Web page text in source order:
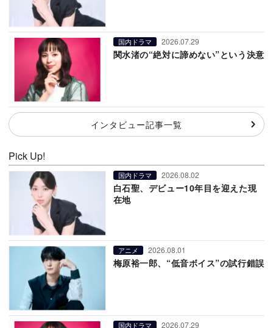
国内ドラマ 2026.07.29
関水渚の“絶対に諦めない”という決意
インタビュー記事一覧
Pick Up!
国内ドラマ 2026.08.02
白石聖、デビュー10年目を迎えた現
在地
アニメ 2026.08.01
梅原裕一郎、“低音ボイス”の試行錯誤
国内ドラマ 2026.07.29